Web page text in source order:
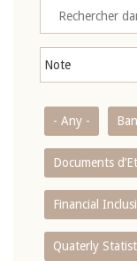
- Any -
Documents
Financial
Quaterly